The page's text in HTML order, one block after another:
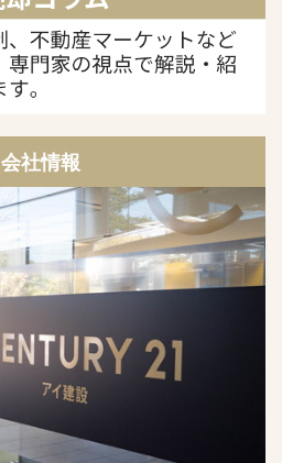
会社情報